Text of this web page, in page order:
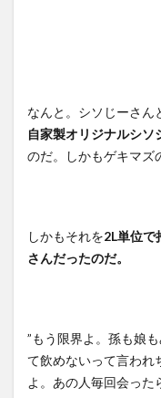
なんと。シソじーさん
自家製オリジナルシソ
のだ。しかもゲキマズ
しかもそれを2L単位で
さんだったのだ。
”もう限界よ。孫も娘
て飲めないって言われ
よ。あの人毎回会った